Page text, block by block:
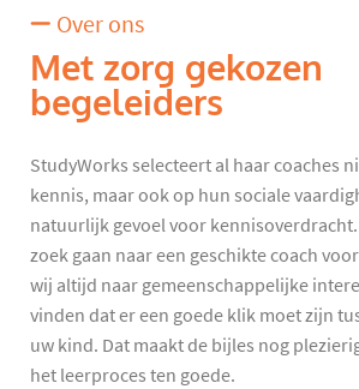
Over ons
Met zorg gekozen
begeleiders
StudyWorks selecteert al haar coaches
kennis, maar ook op hun sociale
natuurlijk gevoel voor
zoek gaan naar een geschikte coach
wij altijd naar gemeenschappelijke
vinden dat er een goede klik moet zijn
uw kind. Dat maakt de bijles nog
het leerproces ten goede.